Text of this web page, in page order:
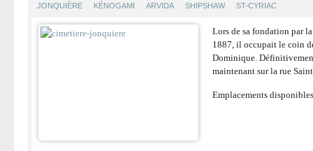
JONQUIÈRE KÉNOGAMI ARVIDA SHIPSHAW ST-CYRIAC
Lors de sa fondation par
1887, il occupait le coin
Dominique.
maintenant sur la rue
Emplacements disponibles